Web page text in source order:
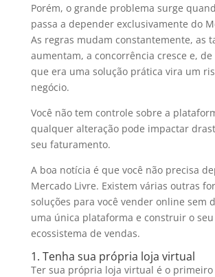
Porém, o grande problema surge
passa a depender exclusivamente do
As regras mudam constantemente, as
aumentam, a concorrência cresce e,
que era uma solução prática vira um
negócio.
Você não tem controle sobre a
qualquer alteração pode impactar
seu faturamento.
A boa notícia é que você não precisa
Mercado Livre. Existem várias outras
soluções para você vender online sem
uma única plataforma e construir o
ecossistema de vendas.
1. Tenha sua própria loja virtual
Ter sua própria loja virtual é o primeiro